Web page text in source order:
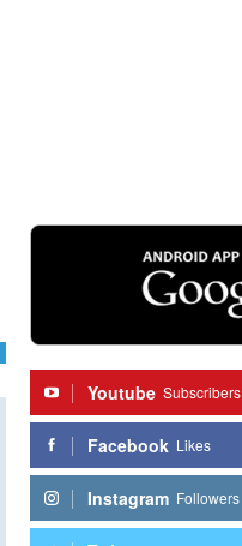
Youtube Subscribers
Facebook Likes
Instagram Followers